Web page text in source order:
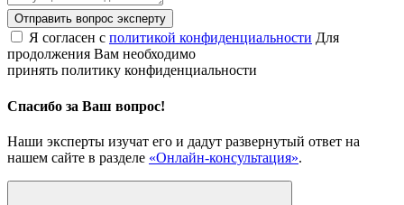
Отправить вопрос эксперту
Я согласен с политикой конфиденциальности Для
продолжения Вам необходимо
принять политику конфиденциальности
Спасибо за Ваш вопрос!
Наши эксперты изучат его и дадут развернутый ответ на
нашем сайте в разделе «Онлайн-консультация».